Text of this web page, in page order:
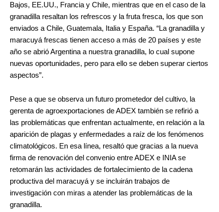
Bajos, EE.UU., Francia y Chile, mientras que en el caso de la
granadilla resaltan los refrescos y la fruta fresca, los que son
enviados a Chile, Guatemala, Italia y España. “La granadilla y
maracuyá frescas tienen acceso a más de 20 países y este
año se abrió Argentina a nuestra granadilla, lo cual supone
nuevas oportunidades, pero para ello se deben superar ciertos
aspectos”.
Pese a que se observa un futuro prometedor del cultivo, la
gerenta de agroexportaciones de ADEX también se refirió a
las problemáticas que enfrentan actualmente, en relación a la
aparición de plagas y enfermedades a raíz de los fenómenos
climatológicos. En esa línea, resaltó que gracias a la nueva
firma de renovación del convenio entre ADEX e INIA se
retomarán las actividades de fortalecimiento de la cadena
productiva del maracuyá y se incluirán trabajos de
investigación con miras a atender las problemáticas de la
granadilla.